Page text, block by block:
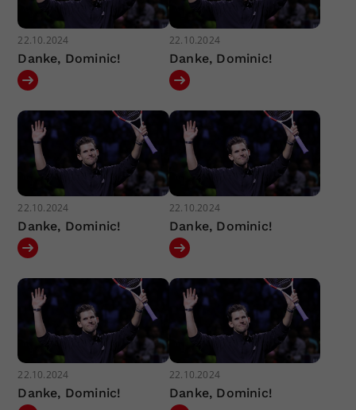
22.10.2024
Danke, Dominic!
22.10.2024
Danke, Dominic!
22.10.2024
Danke, Dominic!
22.10.2024
Danke, Dominic!
22.10.2024
Danke, Dominic!
22.10.2024
Danke, Dominic!